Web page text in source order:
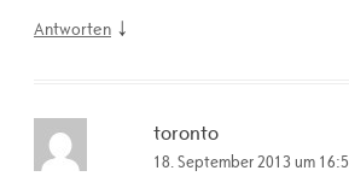
Antworten ↓
toronto
18. September 2013 um